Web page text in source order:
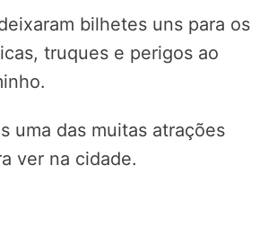
bilhetes uns para os
truques e perigos ao
uma das muitas atrações
ver na cidade.